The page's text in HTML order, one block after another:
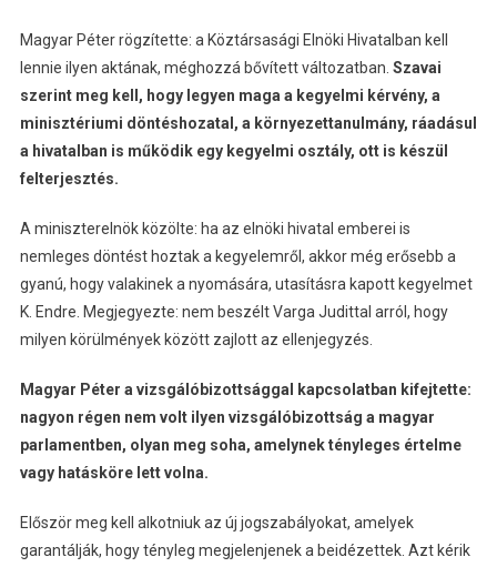
Magyar Péter rögzítette: a Köztársasági Elnöki Hivatalban kell
lennie ilyen aktának, méghozzá bővített változatban. Szavai
szerint meg kell, hogy legyen maga a kegyelmi kérvény, a
minisztériumi döntéshozatal, a környezettanulmány, ráadásul
a hivatalban is működik egy kegyelmi osztály, ott is készül
felterjesztés.
A miniszterelnök közölte: ha az elnöki hivatal emberei is
nemleges döntést hoztak a kegyelemről, akkor még erősebb a
gyanú, hogy valakinek a nyomására, utasításra kapott kegyelmet
K. Endre. Megjegyezte: nem beszélt Varga Judittal arról, hogy
milyen körülmények között zajlott az ellenjegyzés.
Magyar Péter a vizsgálóbizottsággal kapcsolatban kifejtette:
nagyon régen nem volt ilyen vizsgálóbizottság a magyar
parlamentben, olyan meg soha, amelynek tényleges értelme
vagy hatásköre lett volna.
Először meg kell alkotniuk az új jogszabályokat, amelyek
garantálják, hogy tényleg megjelenjenek a beidézettek. Azt kérik